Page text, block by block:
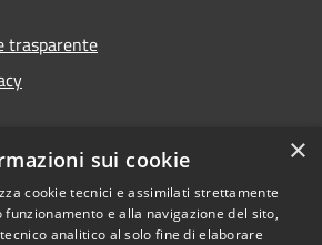
trasparente
×
sui cookie
cookie tecnici e assimilati strettamente
e alla navigazione del sito,
analitico al solo fine di elaborare